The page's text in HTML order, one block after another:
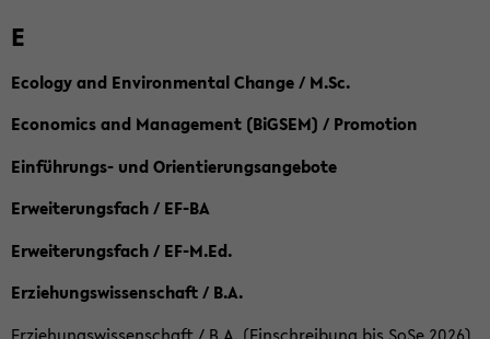
E
Ecology and Environmental Change / M.Sc.
Economics and Management (BiGSEM) / Promotion
Einführungs- und Orientierungsangebote
Erweiterungsfach / EF-BA
Erweiterungsfach / EF-M.Ed.
Erziehungswissenschaft / B.A.
Erziehungswissenschaft / B.A. (Einschreibung bis SoSe 2026)